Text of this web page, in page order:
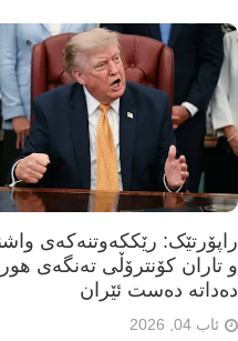
راپۆرتێک: رێککەوتنەکەی
و تاران کۆنترۆڵی تەنگەی
دەداتە دەست ئێران
ئاب 04, 2026